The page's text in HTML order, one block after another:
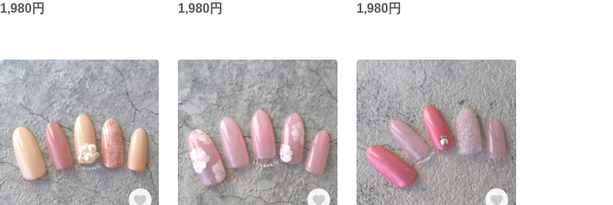
1,980円 1,980円 1,980円